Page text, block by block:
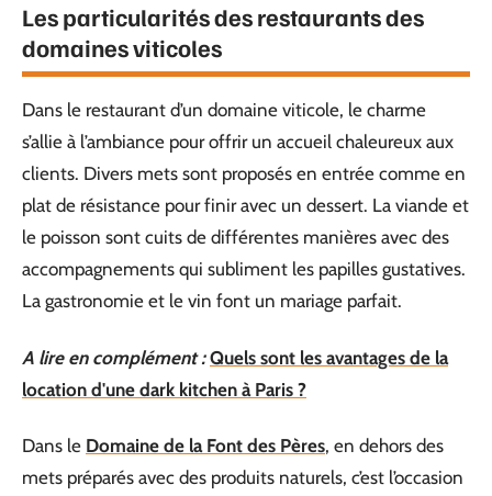
Les particularités des restaurants des
domaines viticoles
Dans le restaurant d’un domaine viticole, le charme
s’allie à l’ambiance pour offrir un accueil chaleureux aux
clients. Divers mets sont proposés en entrée comme en
plat de résistance pour finir avec un dessert. La viande et
le poisson sont cuits de différentes manières avec des
accompagnements qui subliment les papilles gustatives.
La gastronomie et le vin font un mariage parfait.
A lire en complément : Quels sont les avantages de la
location d'une dark kitchen à Paris ?
Dans le Domaine de la Font des Pères, en dehors des
mets préparés avec des produits naturels, c’est l’occasion